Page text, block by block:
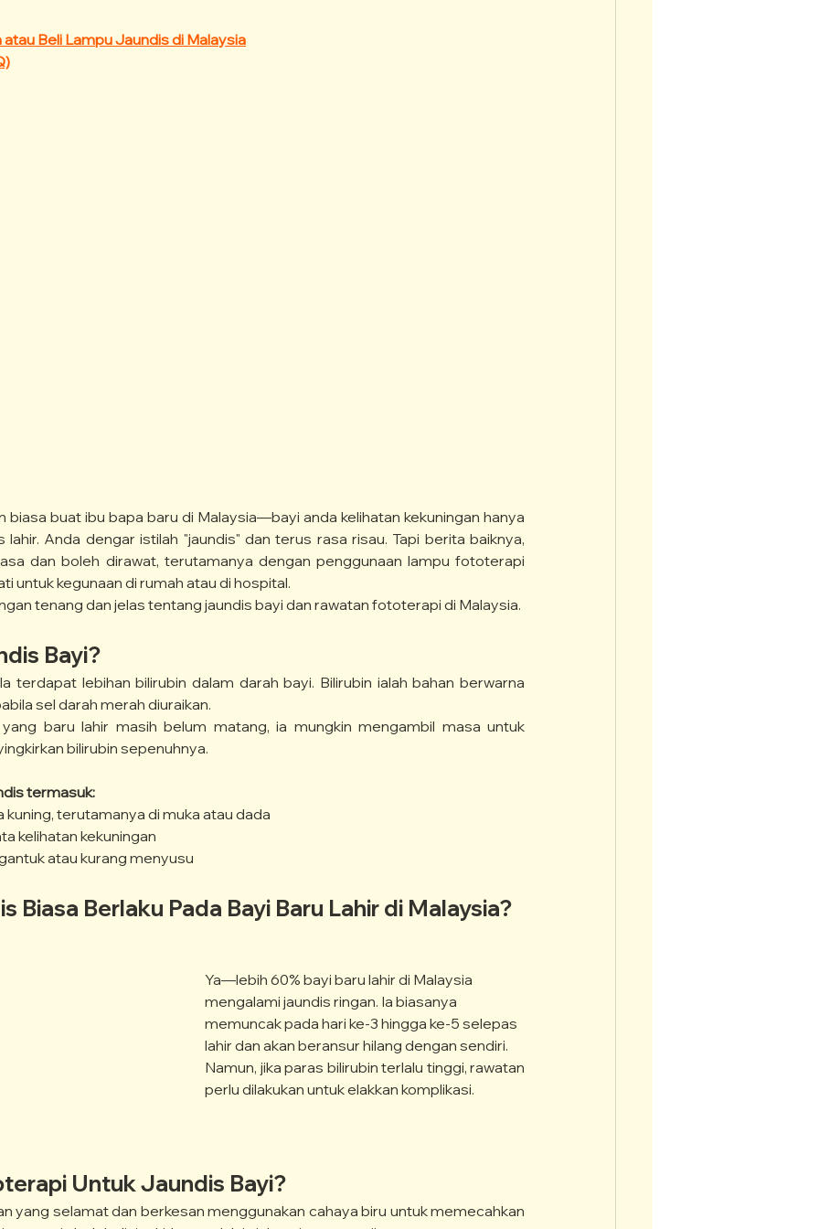
atau Beli Lampu Jaundis di Malaysia
biasa buat ibu bapa baru di Malaysia—bayi anda kelihatan kekuningan hanya
Anda dengar istilah "jaundis" dan terus rasa risau. Tapi berita baiknya,
dan boleh dirawat, terutamanya dengan penggunaan lampu fototerapi
untuk kegunaan di rumah atau di hospital.
tenang dan jelas tentang jaundis bayi dan rawatan fototerapi di Malaysia.
Bayi?
terdapat lebihan bilirubin dalam darah bayi. Bilirubin ialah bahan berwarna
sel darah merah diuraikan.
baru lahir masih belum matang, ia mungkin mengambil masa untuk
bilirubin sepenuhnya.
termasuk:
kuning, terutamanya di muka atau dada
kelihatan kekuningan
atau kurang menyusu
Biasa Berlaku Pada Bayi Baru Lahir di Malaysia?
Ya—lebih 60% bayi baru lahir di Malaysia
mengalami jaundis ringan. Ia biasanya
memuncak pada hari ke-3 hingga ke-5 selepas
lahir dan akan beransur hilang dengan sendiri.
Namun, jika paras bilirubin terlalu tinggi, rawatan
perlu dilakukan untuk elakkan komplikasi.
Untuk Jaundis Bayi?
yang selamat dan berkesan menggunakan cahaya biru untuk memecahkan